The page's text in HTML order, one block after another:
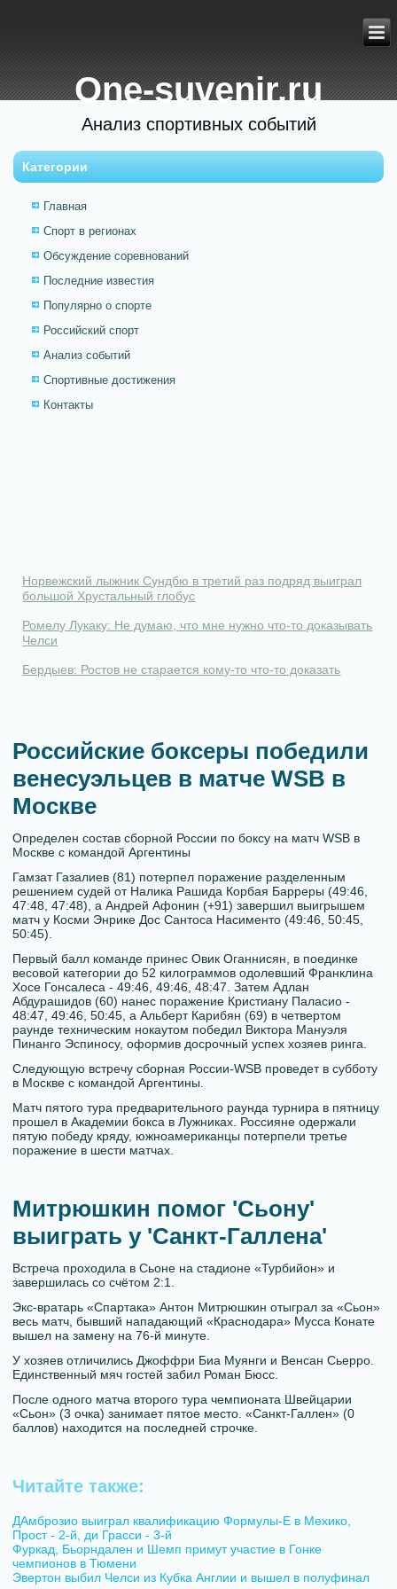
One-suvenir.ru
Анализ спортивных событий
Категории
Главная
Спорт в регионах
Обсуждение соревнований
Последние известия
Популярно о спорте
Российский спорт
Анализ событий
Спортивные достижения
Контакты
Норвежский лыжник Сундбю в третий раз подряд выиграл
большой Хрустальный глобус
Ромелу Лукаку: Не думаю, что мне нужно что-то доказывать
Челси
Бердыев: Ростов не старается кому-то что-то доказать
Российские боксеры победили
венесуэльцев в матче WSB в
Москве
Определен состав сборной России по боксу на матч WSB в
Москве с командой Аргентины
Гамзат Газалиев (81) потерпел поражение разделенным
решением судей от Налика Рашида Корбая Барреры (49:46,
47:48, 47:48), а Андрей Афонин (+91) завершил выигрышем
матч у Косми Энрике Дос Сантоса Насименто (49:46, 50:45,
50:45).
Первый балл команде принес Овик Оганнисян, в поединке
весовой категории до 52 килограммов одолевший Франклина
Хосе Гонсалеса - 49:46, 49:46, 48:47. Затем Адлан
Абдурашидов (60) нанес поражение Кристиану Паласио -
48:47, 49:46, 50:45, а Альберт Карибян (69) в четвертом
раунде техническим нокаутом победил Виктора Мануэля
Пинанго Эспиносу, оформив досрочный успех хозяев ринга.
Следующую встречу сборная России-WSB проведет в субботу
в Москве с командой Аргентины.
Матч пятого тура предварительного раунда турнира в пятницу
прошел в Академии бокса в Лужниках. Россияне одержали
пятую победу кряду, южноамериканцы потерпели третье
поражение в шести матчах.
Митрюшкин помог 'Сьону'
выиграть у 'Санкт-Галлена'
Встреча проходила в Сьоне на стадионе «Турбийон» и
завершилась со счётом 2:1.
Экс-вратарь «Спартака» Антон Митрюшкин отыграл за «Сьон»
весь матч, бывший нападающий «Краснодара» Мусса Конате
вышел на замену на 76-й минуте.
У хозяев отличились Джоффри Биа Муянги и Венсан Сьерро.
Единственный мяч гостей забил Роман Бюсс.
После одного матча второго тура чемпионата Швейцарии
«Сьон» (3 очка) занимает пятое место. «Санкт-Галлен» (0
баллов) находится на последней строчке.
Читайте также:
ДАмброзио выиграл квалификацию Формулы-Е в Мехико,
Прост - 2-й, ди Грасси - 3-й
Фуркад, Бьорндален и Шемп примут участие в Гонке
чемпионов в Тюмени
Эвертон выбил Челси из Кубка Англии и вышел в полуфинал